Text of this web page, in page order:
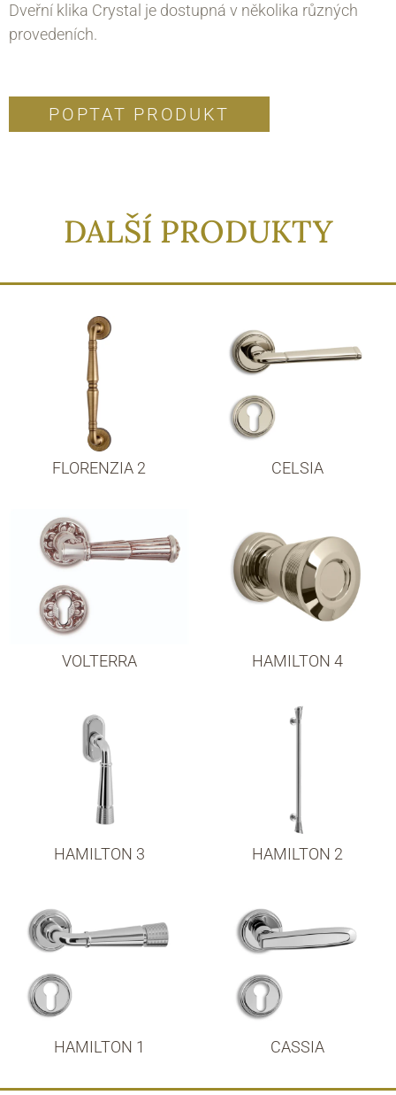
Dveřní klika Crystal je dostupná v několika různých
provedeních.
POPTAT PRODUKT
DALŠÍ PRODUKTY
FLORENZIA 2 CELSIA
VOLTERRA HAMILTON 4
HAMILTON 3 HAMILTON 2
HAMILTON 1 CASSIA